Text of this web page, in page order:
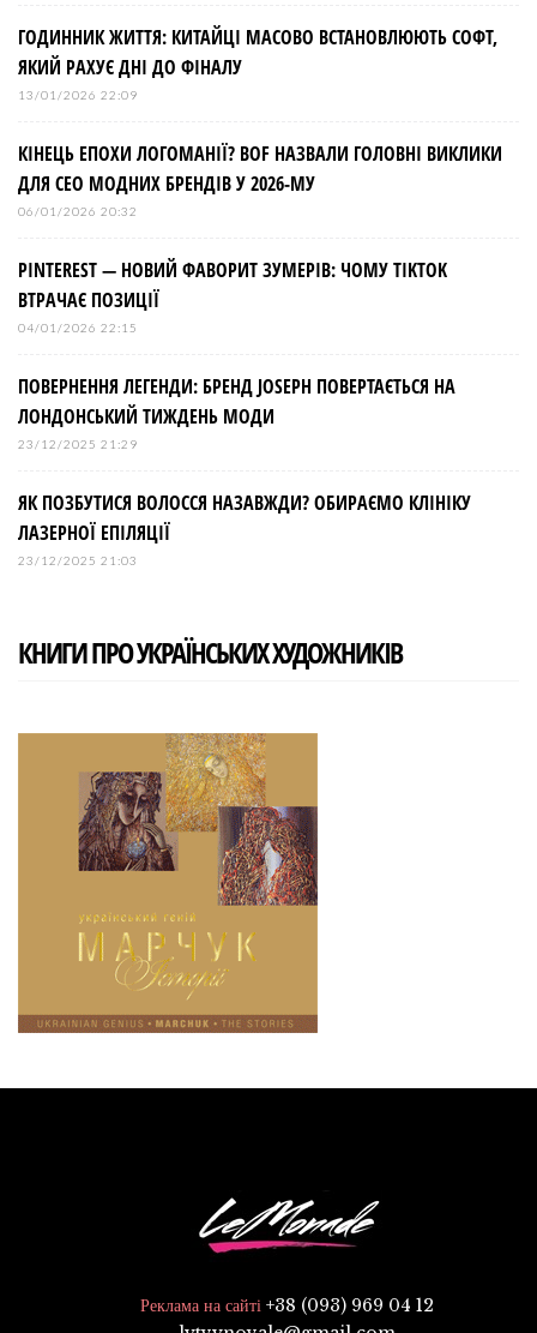
ГОДИННИК ЖИТТЯ: КИТАЙЦІ МАСОВО ВСТАНОВЛЮЮТЬ СОФТ,
ЯКИЙ РАХУЄ ДНІ ДО ФІНАЛУ
13/01/2026 22:09
КІНЕЦЬ ЕПОХИ ЛОГОМАНІЇ? BOF НАЗВАЛИ ГОЛОВНІ ВИКЛИКИ
ДЛЯ СЕО МОДНИХ БРЕНДІВ У 2026-МУ
06/01/2026 20:32
PINTEREST — НОВИЙ ФАВОРИТ ЗУМЕРІВ: ЧОМУ TIKTOK
ВТРАЧАЄ ПОЗИЦІЇ
04/01/2026 22:15
ПОВЕРНЕННЯ ЛЕГЕНДИ: БРЕНД JOSEPH ПОВЕРТАЄТЬСЯ НА
ЛОНДОНСЬКИЙ ТИЖДЕНЬ МОДИ
23/12/2025 21:29
ЯК ПОЗБУТИСЯ ВОЛОССЯ НАЗАВЖДИ? ОБИРАЄМО КЛІНІКУ
ЛАЗЕРНОЇ ЕПІЛЯЦІЇ
23/12/2025 21:03
КНИГИ ПРО УКРАЇНСЬКИХ ХУДОЖНИКІВ
Реклама на сайті +38 (093) 969 04 12